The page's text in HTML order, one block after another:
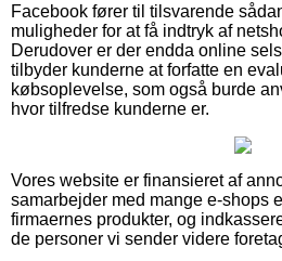
Facebook fører til tilsvarende
muligheder for at få indtryk af
Derudover er der endda online
tilbyder kunderne at forfatte en
købsoplevelse, som også burde
hvor tilfredse kunderne er.
Vores website er finansieret af
samarbejder med mange e-shops
firmaernes produkter, og
de personer vi sender videre